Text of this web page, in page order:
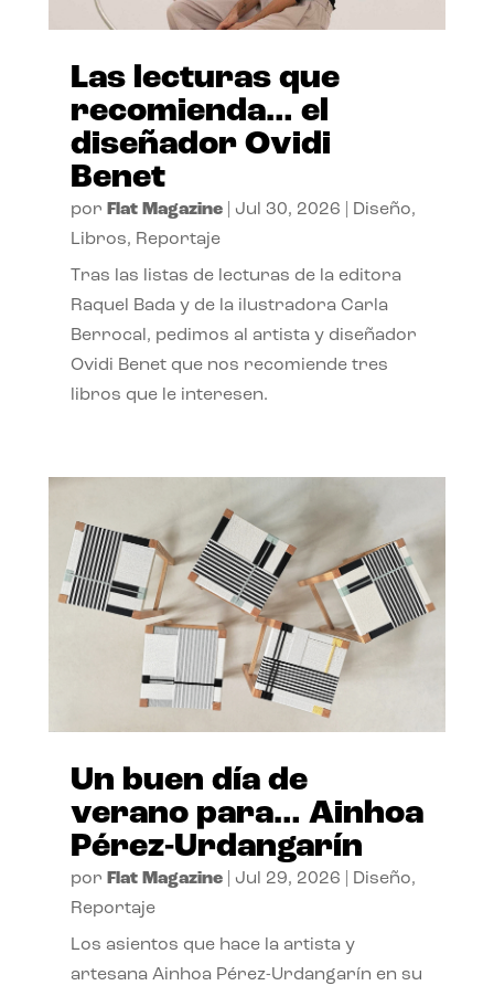
Las lecturas que
recomienda… el
diseñador Ovidi
Benet
por Flat Magazine| Jul 30, 2026 Diseño,
Libros, Reportaje
Tras las listas de lecturas de la editora
Raquel Bada y de la ilustradora Carla
Berrocal, pedimos al artista y diseñador
Ovidi Benet que nos recomiende tres
libros que le interesen.
Un buen día de
verano para… Ainhoa
Pérez-Urdangarín
por Flat Magazine| Jul 29, 2026 Diseño,
Reportaje
Los asientos que hace la artista y
artesana Ainhoa Pérez-Urdangarín en su